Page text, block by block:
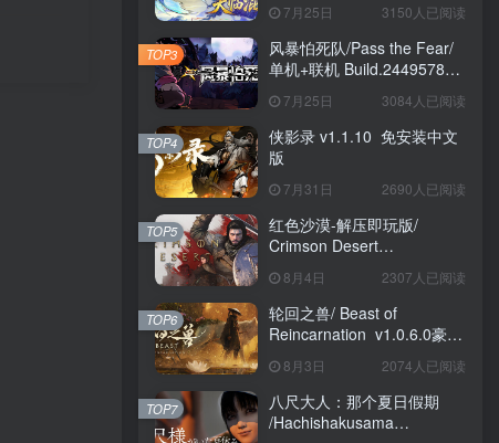
7月25日 3150人已阅读
风暴怕死队/Pass the Fear/
单机+联机 Build.24495782
7月25日 3084人已阅读
TOP3
侠影录 v1.1.10 免安装中文
版
7月31日 2690人已阅读
TOP4
红色沙漠-解压即玩版/
Crimson Desert
安装中文版
8月4日 2307人已阅读
TOP5
轮回之兽/ Beast of
Reincarnation v1.0.6.0豪华
8月3日 2074人已阅读
TOP6
八尺大人：那个夏日假期
/Hachishakusama
TOP7